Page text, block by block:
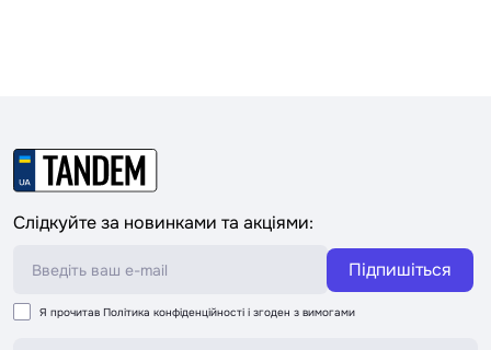
Слідкуйте за новинками та акціями:
Підпишіться
Я прочитав Політика конфіденційності і згоден з вимогами